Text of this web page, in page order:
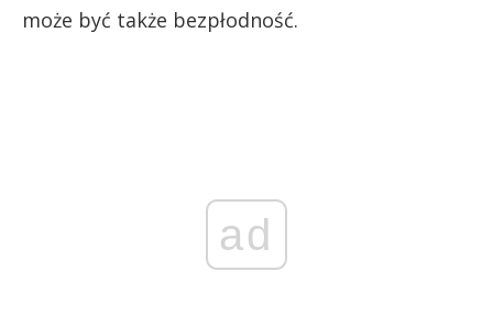
może być także bezpłodność.
ad